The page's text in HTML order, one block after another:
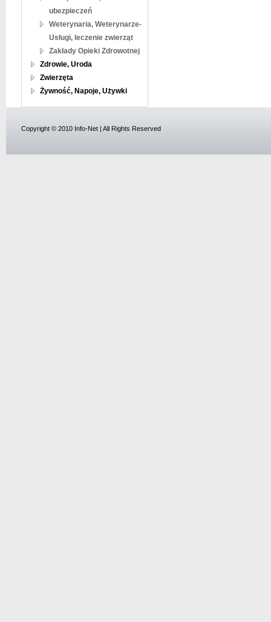
ubezpieczeń
Weterynaria, Weterynarze-
Usługi, leczenie zwierząt
Zakłady Opieki Zdrowotnej
Zdrowie, Uroda
Zwierzęta
Żywność, Napoje, Używki
Copyright © 2010 Info-Net | All Rights Reserved